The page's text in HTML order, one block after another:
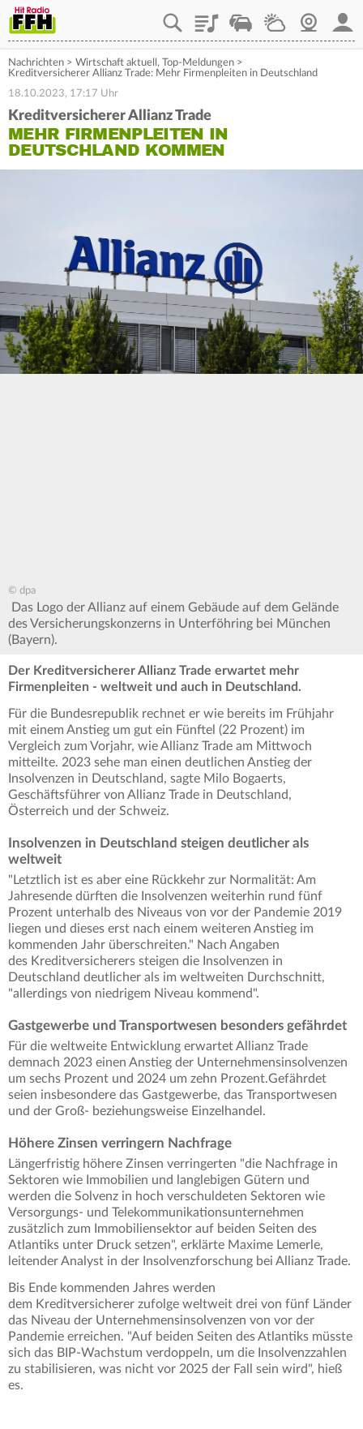
PlaylistStaupilotWetterWebcam
Nachrichten > Wirtschaft aktuell , Top-Meldungen >
Kreditversicherer Allianz Trade: Mehr Firmenpleiten in Deutschland
18.10.2023, 17:17 Uhr
Kreditversicherer Allianz Trade
MEHR FIRMENPLEITEN IN
DEUTSCHLAND KOMMEN
© dpa
Das Logo der Allianz auf einem Gebäude auf dem Gelände
des Versicherungskonzerns in Unterföhring bei München
(Bayern).
Der Kreditversicherer Allianz Trade erwartet mehr
Firmenpleiten - weltweit und auch in Deutschland.
Für die Bundesrepublik rechnet er wie bereits im Frühjahr
mit einem Anstieg um gut ein Fünftel (22 Prozent) im
Vergleich zum Vorjahr, wie Allianz Trade am Mittwoch
mitteilte. 2023 sehe man einen deutlichen Anstieg der
Insolvenzen in Deutschland, sagte Milo Bogaerts,
Geschäftsführer von Allianz Trade in Deutschland,
Österreich und der Schweiz.
Insolvenzen in Deutschland steigen deutlicher als
weltweit
"Letztlich ist es aber eine Rückkehr zur Normalität: Am
Jahresende dürften die Insolvenzen weiterhin rund fünf
Prozent unterhalb des Niveaus von vor der Pandemie 2019
liegen und dieses erst nach einem weiteren Anstieg im
kommenden Jahr überschreiten." Nach Angaben
des Kreditversicherers steigen die Insolvenzen in
Deutschland deutlicher als im weltweiten Durchschnitt,
"allerdings von niedrigem Niveau kommend".
Gastgewerbe und Transportwesen besonders gefährdet
Für die weltweite Entwicklung erwartet Allianz Trade
demnach 2023 einen Anstieg der Unternehmensinsolvenzen
um sechs Prozent und 2024 um zehn Prozent.Gefährdet
seien insbesondere das Gastgewerbe, das Transportwesen
und der Groß- beziehungsweise Einzelhandel.
Höhere Zinsen verringern Nachfrage
Längerfristig höhere Zinsen verringerten "die Nachfrage in
Sektoren wie Immobilien und langlebigen Gütern und
werden die Solvenz in hoch verschuldeten Sektoren wie
Versorgungs- und Telekommunikationsunternehmen
zusätzlich zum Immobiliensektor auf beiden Seiten des
Atlantiks unter Druck setzen", erklärte Maxime Lemerle,
leitender Analyst in der Insolvenzforschung bei Allianz Trade.
Bis Ende kommenden Jahres werden
dem Kreditversicherer zufolge weltweit drei von fünf Länder
das Niveau der Unternehmensinsolvenzen von vor der
Pandemie erreichen. "Auf beiden Seiten des Atlantiks müsste
sich das BIP-Wachstum verdoppeln, um die Insolvenzzahlen
zu stabilisieren, was nicht vor 2025 der Fall sein wird", hieß
es.